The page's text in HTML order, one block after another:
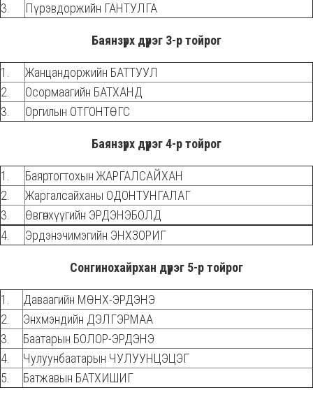
3.
Пүрэвдоржийн ГАНТУЛГА
Баянзүрх дүүрэг 3-р тойрог
1.
Жанцандоржийн БАТТУУЛ
2.
Осормаагийн БАТХАНД
3.
Оргилын ОТГОНТӨГС
Баянзүрх дүүрэг 4-р тойрог
1.
Баяртогтохын ЖАРГАЛСАЙХАН
2.
Жаргалсайханы ОДОНТУНГАЛАГ
3.
Өвгөнхүүгийн ЭРДЭНЭБОЛД
4.
Эрдэнэчимэгийн ЭНХЗОРИГ
Сонгинохайрхан дүүрэг 5-р тойрог
1.
Даваагийн МӨНХ-ЭРДЭНЭ
2.
Энхмэндийн ДЭЛГЭРМАА
3.
Баатарын БОЛОР-ЭРДЭНЭ
4.
Чулуунбаатарын ЧУЛУУНЦЭЦЭГ
5.
Батжавын БАТХИШИГ